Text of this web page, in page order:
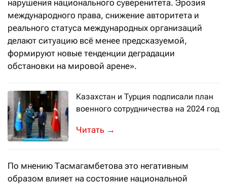
нарушения национального суверенитета. Эрозия
международного права, снижение авторитета и
реального статуса международных организаций
делают ситуацию всё менее предсказуемой,
формируют новые тенденции деградации
обстановки на мировой арене».
Казахстан и Турция подписали план
военного сотрудничества на 2024 год
Министр обороны Казахстана
→
По мнению Тасмагамбетова это негативным
образом влияет на состояние национальной